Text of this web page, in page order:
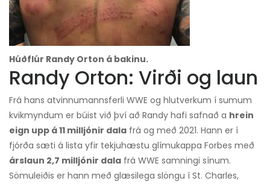
Húðflúr Randy Orton á bakinu.
Randy Orton: Virði og laun
Frá hans atvinnumannsferli WWE og hlutverkum í sumum
kvikmyndum er búist við því að Randy hafi safnað a hrein
eign upp á 11 milljónir dala frá og með 2021. Hann er í
fjórða sæti á lista yfir tekjuhæstu glímukappa Forbes með
árslaun 2,7 milljónir dala frá WWE samningi sínum.
Sömuleiðis er hann með glæsilega slöngu í St. Charles,